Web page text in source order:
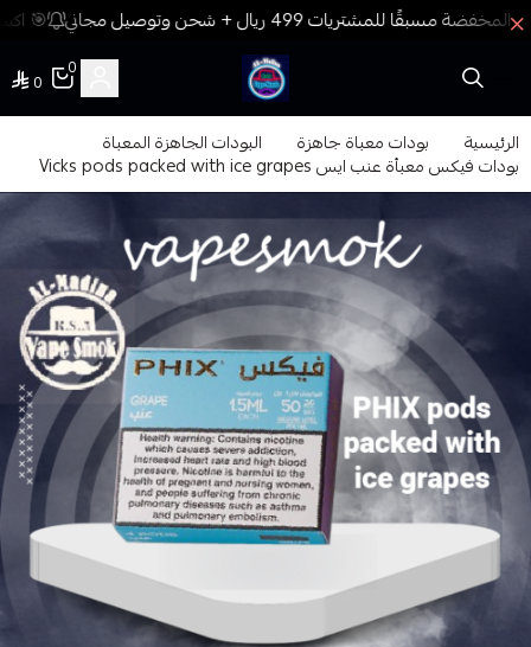
🎯
فيب المدينة
0
0
الرئيسية بودات معباة جاهزة البودات الجاهزة المعباة
بودات فيكس معبأة عنب ايس Vicks pods packed with ice grapes